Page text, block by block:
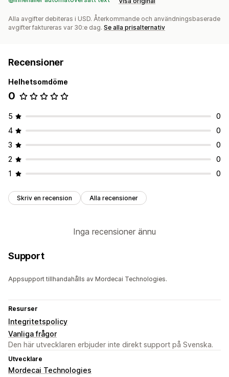
Alla avgifter debiteras i USD. Återkommande och användningsbaserade
avgifter faktureras var 30:e dag. Se alla prisalternativ
Recensioner
Helhetsomdöme
0
5
0
4
0
3
0
2
0
1
0
Skriv en recension Alla recensioner
Inga recensioner ännu
Support
Appsupport tillhandahålls av Mordecai Technologies.
Resurser
Integritetspolicy
Vanliga frågor
Den här utvecklaren erbjuder inte direkt support på Svenska.
Utvecklare
Mordecai Technologies